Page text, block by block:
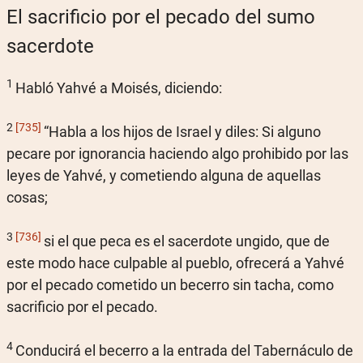
El sacrificio por el pecado del sumo
sacerdote
1 Habló Yahvé a Moisés, diciendo:
2 [735] “Habla a los hijos de Israel y diles: Si alguno
pecare por ignorancia haciendo algo prohibido por las
leyes de Yahvé, y cometiendo alguna de aquellas
cosas;
3 [736] si el que peca es el sacerdote ungido, que de
este modo hace culpable al pueblo, ofrecerá a Yahvé
por el pecado cometido un becerro sin tacha, como
sacrificio por el pecado.
4 Conducirá el becerro a la entrada del Tabernáculo de